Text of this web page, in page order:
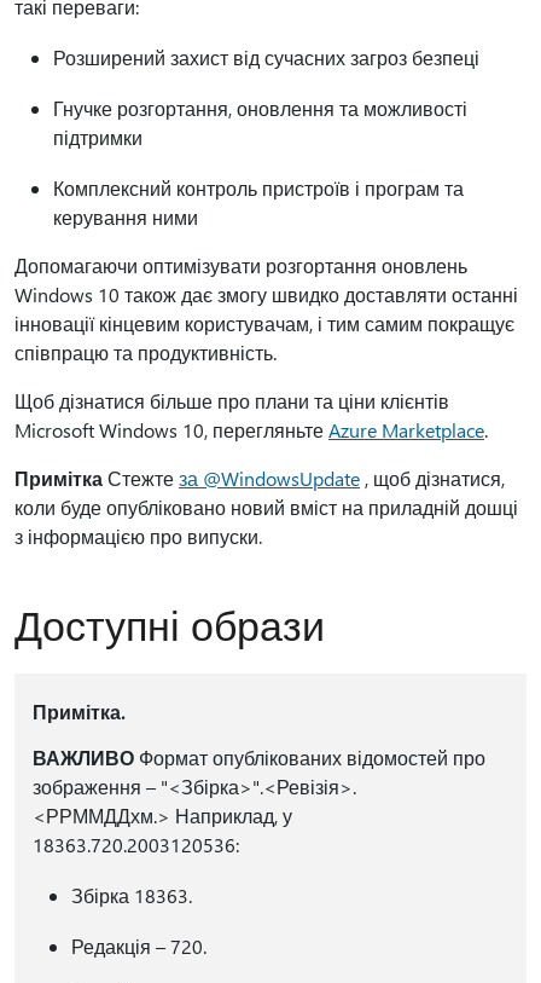
такі переваги:
Розширений захист від сучасних загроз безпеці
Гнучке розгортання, оновлення та можливості
підтримки
Комплексний контроль пристроїв і програм та
керування ними
Допомагаючи оптимізувати розгортання оновлень
Windows 10 також дає змогу швидко доставляти останні
інновації кінцевим користувачам, і тим самим покращує
співпрацю та продуктивність.
Щоб дізнатися більше про плани та ціни клієнтів
Microsoft Windows 10, перегляньтеAzure Marketplace.
ПриміткаСтежтеза @WindowsUpdate , щоб дізнатися,
коли буде опубліковано новий вміст на приладній дошці
з інформацією про випуски.
Доступні образи
Примітка.
ВАЖЛИВОФормат опублікованих відомостей про
зображення – "<Збірка>".<Ревізія>.
<РРММДДхм.> Наприклад, у
18363.720.2003120536:
Збірка 18363.
Редакція – 720.